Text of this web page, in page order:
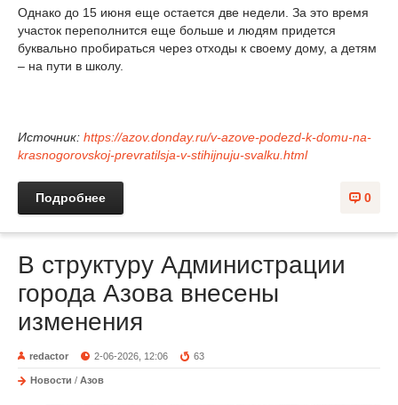
Однако до 15 июня еще остается две недели. За это время
участок переполнится еще больше и людям придется
буквально пробираться через отходы к своему дому, а детям
– на пути в школу.
Источник: https://azov.donday.ru/v-azove-podezd-k-domu-na-
krasnogorovskoj-prevratilsja-v-stihijnuju-svalku.html
0
Подробнее
В структуру Администрации
города Азова внесены
изменения
redactor 2-06-2026, 12:06 63
Новости / Азов